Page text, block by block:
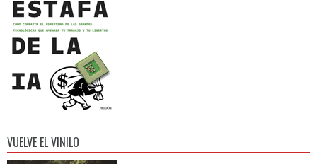
VUELVE EL VINILO